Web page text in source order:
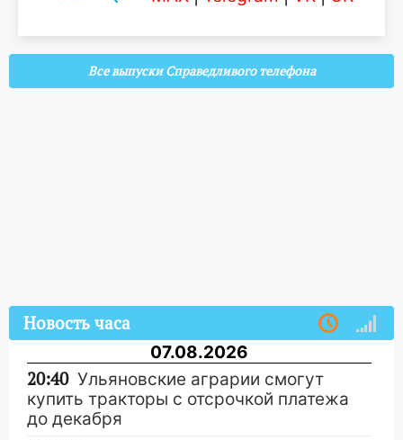
Все выпуски Справедливого телефона
Новость часа
07.08.2026
20:40 Ульяновские аграрии смогут
купить тракторы с отсрочкой платежа
до декабря